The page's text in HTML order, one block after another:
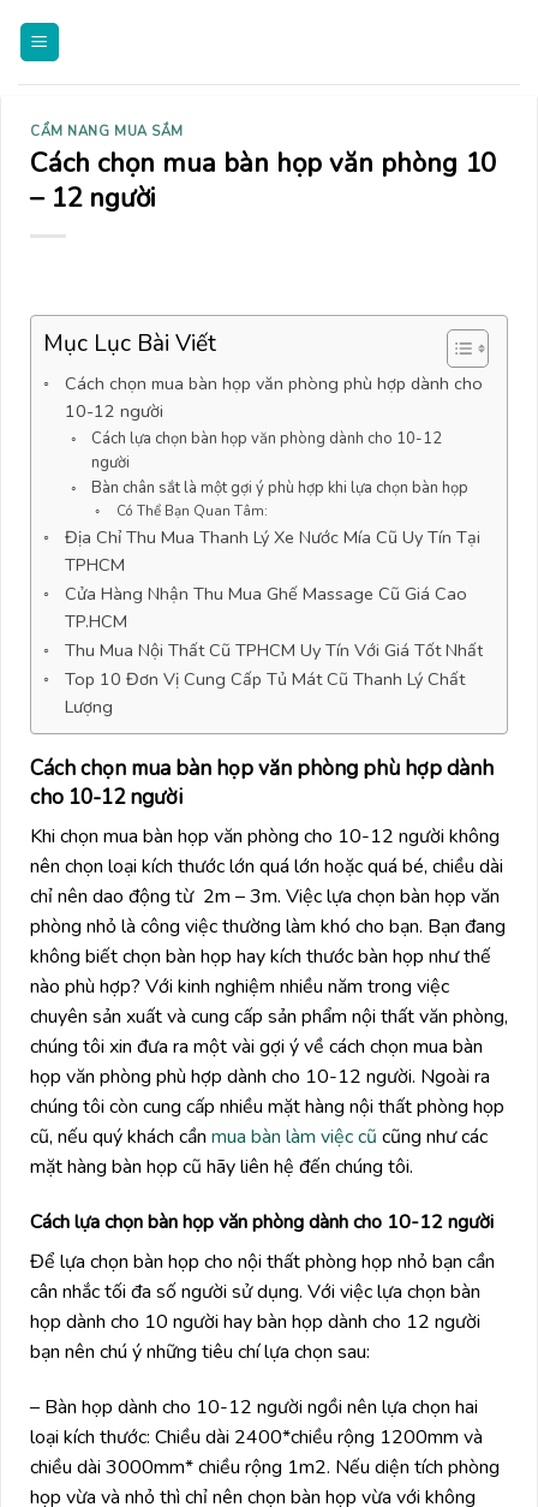
CẨM NANG MUA SẮM
Cách chọn mua bàn họp văn phòng 10
– 12 người
Mục Lục Bài Viết
Cách chọn mua bàn họp văn phòng phù hợp dành cho
10-12 người
Cách lựa chọn bàn họp văn phòng dành cho 10-12
người
Bàn chân sắt là một gợi ý phù hợp khi lựa chọn bàn họp
Có Thể Bạn Quan Tâm:
Địa Chỉ Thu Mua Thanh Lý Xe Nước Mía Cũ Uy Tín Tại
TPHCM
Cửa Hàng Nhận Thu Mua Ghế Massage Cũ Giá Cao
TP.HCM
Thu Mua Nội Thất Cũ TPHCM Uy Tín Với Giá Tốt Nhất
Top 10 Đơn Vị Cung Cấp Tủ Mát Cũ Thanh Lý Chất
Lượng
Cách chọn mua bàn họp văn phòng phù hợp dành
cho 10-12 người
Khi chọn mua bàn họp văn phòng cho 10-12 người không
nên chọn loại kích thước lớn quá lớn hoặc quá bé, chiều dài
chỉ nên dao động từ 2m – 3m. Việc lựa chọn bàn họp văn
phòng nhỏ là công việc thường làm khó cho bạn. Bạn đang
không biết chọn bàn họp hay kích thước bàn họp như thế
nào phù hợp? Với kinh nghiệm nhiều năm trong việc
chuyên sản xuất và cung cấp sản phẩm nội thất văn phòng,
chúng tôi xin đưa ra một vài gợi ý về cách chọn mua bàn
họp văn phòng phù hợp dành cho 10-12 người. Ngoài ra
chúng tôi còn cung cấp nhiều mặt hàng nội thất phòng họp
cũ, nếu quý khách cần mua bàn làm việc cũ cũng như các
mặt hàng bàn họp cũ hãy liên hệ đến chúng tôi.
Cách lựa chọn bàn họp văn phòng dành cho 10-12 người
Để lựa chọn bàn họp cho nội thất phòng họp nhỏ bạn cần
cân nhắc tối đa số người sử dụng. Với việc lựa chọn bàn
họp dành cho 10 người hay bàn họp dành cho 12 người
bạn nên chú ý những tiêu chí lựa chọn sau:
– Bàn họp dành cho 10-12 người ngồi nên lựa chọn hai
loại kích thước: Chiều dài 2400*chiều rộng 1200mm và
chiều dài 3000mm* chiều rộng 1m2. Nếu diện tích phòng
họp vừa và nhỏ thì chỉ nên chọn bàn họp vừa với không